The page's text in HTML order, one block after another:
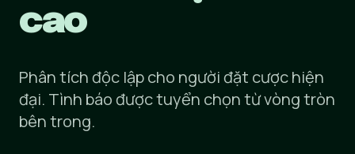
cao
Phân tích độc lập cho người đặt cược hiện
đại. Tình báo được tuyển chọn từ vòng tròn
bên trong.